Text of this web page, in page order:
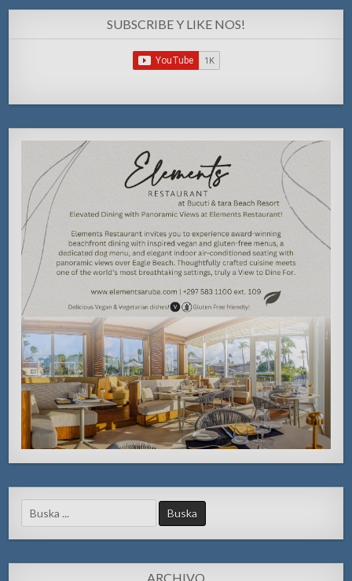
SUBSCRIBE Y LIKE NOS!
Search
for:
ARCHIVO